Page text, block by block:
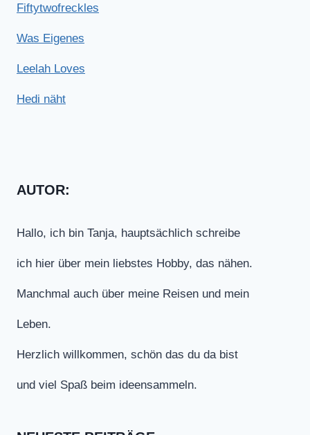
Fiftytwofreckles
Was Eigenes
Leelah Loves
Hedi näht
AUTOR:
Hallo, ich bin Tanja, hauptsächlich schreibe
ich hier über mein liebstes Hobby, das nähen.
Manchmal auch über meine Reisen und mein
Leben.
Herzlich willkommen, schön das du da bist
und viel Spaß beim ideensammeln.